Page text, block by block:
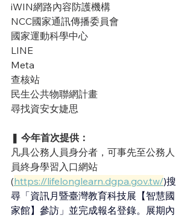
iWIN網路內容防護機構
NCC國家通訊傳播委員會
國家運動科學中心
LINE
Meta
查核站
民生公共物聯網計畫
尋找資安女婕思
❚ 今年首次提供：
凡具公務人員身分者，可事先至公務人
員終身學習入口網站
(https://lifelonglearn.dgpa.gov.tw/)搜
尋「資訊月暨臺灣教育科技展【智慧國
家館】參訪」並完成報名登錄。展期內